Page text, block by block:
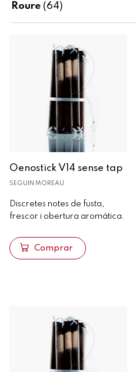
Oenostick V14 sense tap
SEGUIN MOREAU
Discretes notes de fusta,
frescor i obertura aromàtica.
Comprar
Roure (64)
Fertilització
Enològics
Dogues
Tines i grans contenidors
Anàlisi